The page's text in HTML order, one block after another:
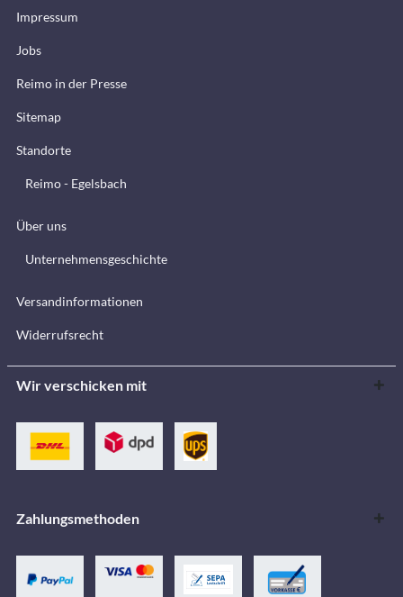
Impressum
Jobs
Reimo in der Presse
Sitemap
Standorte
Reimo - Egelsbach
Über uns
Unternehmensgeschichte
Versandinformationen
Widerrufsrecht
Wir verschicken mit
Zahlungsmethoden